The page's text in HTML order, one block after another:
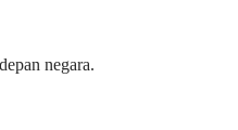
negara.